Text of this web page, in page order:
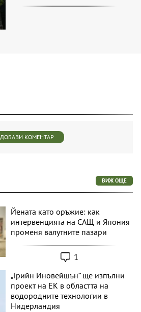
ДОБАВИ КОМЕНТАР
ВИЖ ОЩЕ
Йената като оръжие: как
интервенцията на САЩ и Япония
променя валутните пазари
1
„Грийн Иновейшън“ ще изпълни
проект на ЕК в областта на
водородните технологии в
Нидерландия